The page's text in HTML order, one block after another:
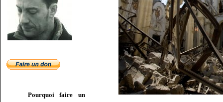
Pourquoi faire un